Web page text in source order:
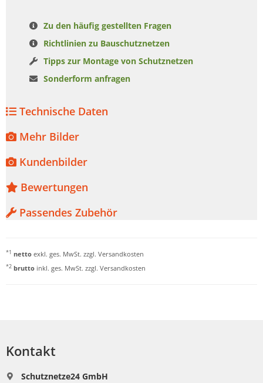
Zu den häufig gestellten Fragen
Richtlinien zu Bauschutznetzen
Tipps zur Montage von Schutznetzen
Sonderform anfragen
Technische Daten
Mehr Bilder
Kundenbilder
Bewertungen
Passendes Zubehör
*1 netto exkl. ges. MwSt. zzgl. Versandkosten
*2 brutto inkl. ges. MwSt. zzgl. Versandkosten
Kontakt
Schutznetze24 GmbH